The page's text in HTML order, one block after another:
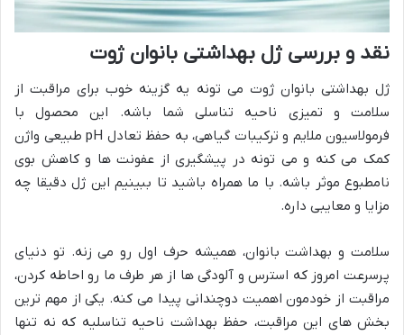
نقد و بررسی ژل بهداشتی بانوان ژوت
ژل بهداشتی بانوان ژوت می تونه یه گزینه خوب برای مراقبت از
سلامت و تمیزی ناحیه تناسلی شما باشه. این محصول با
فرمولاسیون ملایم و ترکیبات گیاهی، به حفظ تعادل pH طبیعی واژن
کمک می کنه و می تونه در پیشگیری از عفونت ها و کاهش بوی
نامطبوع موثر باشه. با ما همراه باشید تا ببینیم این ژل دقیقا چه
مزایا و معایبی داره.
سلامت و بهداشت بانوان، همیشه حرف اول رو می زنه. تو دنیای
پرسرعت امروز که استرس و آلودگی ها از هر طرف ما رو احاطه کردن،
مراقبت از خودمون اهمیت دوچندانی پیدا می کنه. یکی از مهم ترین
بخش های این مراقبت، حفظ بهداشت ناحیه تناسلیه که نه تنها